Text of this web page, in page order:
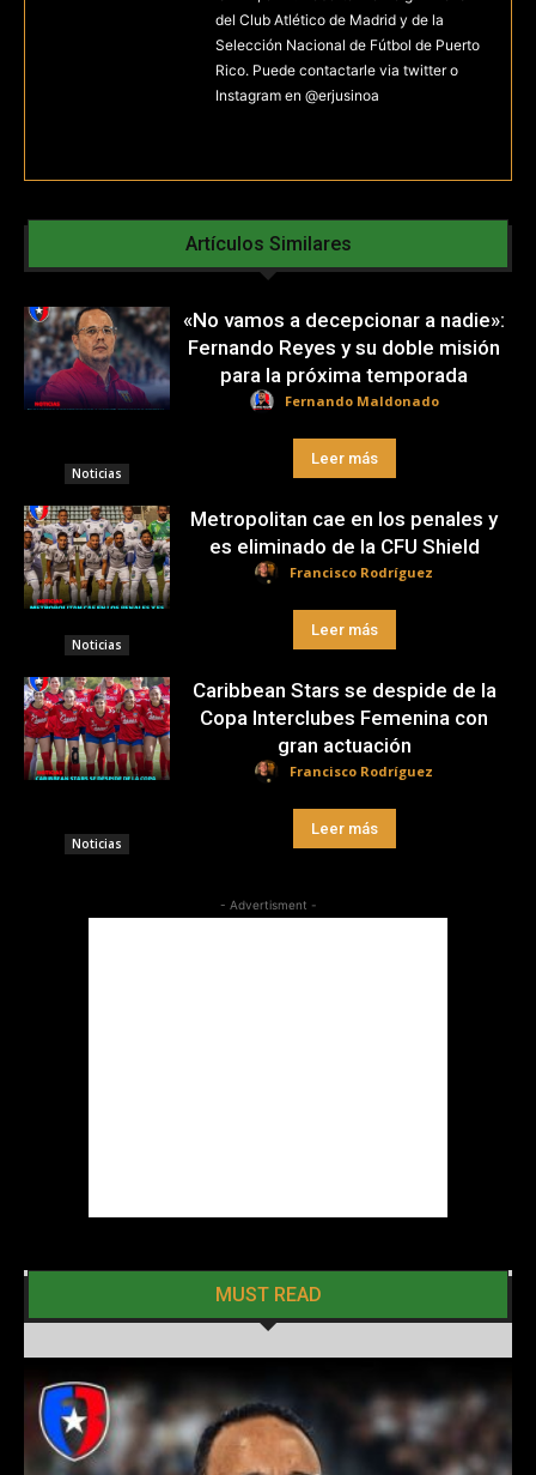
del Club Atlético de Madrid y de la
Selección Nacional de Fútbol de Puerto
Rico. Puede contactarle via twitter o
Instagram en @erjusinoa
Artículos Similares
Noticias
«No vamos a decepcionar a nadie»:
Fernando Reyes y su doble misión
para la próxima temporada
Fernando Maldonado
Leer más
Noticias
Metropolitan cae en los penales y
es eliminado de la CFU Shield
Francisco Rodríguez
Leer más
Noticias
Caribbean Stars se despide de la
Copa Interclubes Femenina con
gran actuación
Francisco Rodríguez
Leer más
- Advertisment -
MUST READ